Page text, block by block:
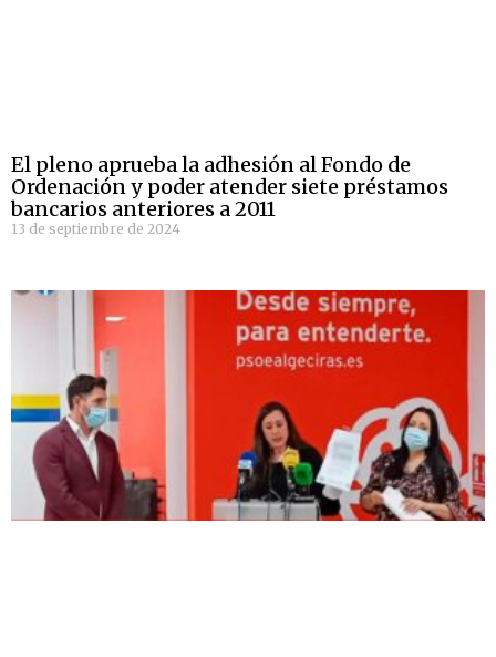
El pleno aprueba la adhesión al Fondo de
Ordenación y poder atender siete préstamos
bancarios anteriores a 2011
13 de septiembre de 2024